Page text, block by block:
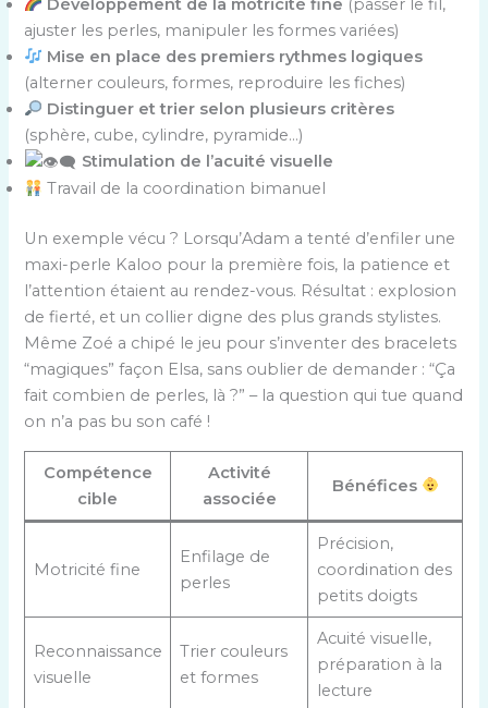
Développement de la motricité fine (passer le fil,
ajuster les perles, manipuler les formes variées)
Mise en place des premiers rythmes logiques
(alterner couleurs, formes, reproduire les fiches)
Distinguer et trier selon plusieurs critères
(sphère, cube, cylindre, pyramide…)
Stimulation de l’acuité visuelle
Travail de la coordination bimanuel
Un exemple vécu ? Lorsqu’Adam a tenté d’enfiler une
maxi-perle Kaloo pour la première fois, la patience et
l’attention étaient au rendez-vous. Résultat : explosion
de fierté, et un collier digne des plus grands stylistes.
Même Zoé a chipé le jeu pour s’inventer des bracelets
“magiques” façon Elsa, sans oublier de demander : “Ça
fait combien de perles, là ?” – la question qui tue quand
on n’a pas bu son café !
Compétence
cible
Activité
associée
Bénéfices
Motricité fine
Enfilage de
perles
Précision,
coordination des
petits doigts
Reconnaissance
visuelle
Trier couleurs
et formes
Acuité visuelle,
préparation à la
lecture